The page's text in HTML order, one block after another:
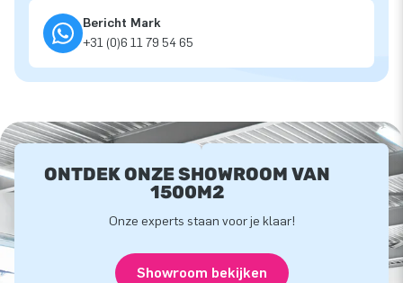
Bericht Mark
+31 (0)6 11 79 54 65
ONTDEK ONZE SHOWROOM VAN
1500M2
Onze experts staan voor je klaar!
Showroom bekijken